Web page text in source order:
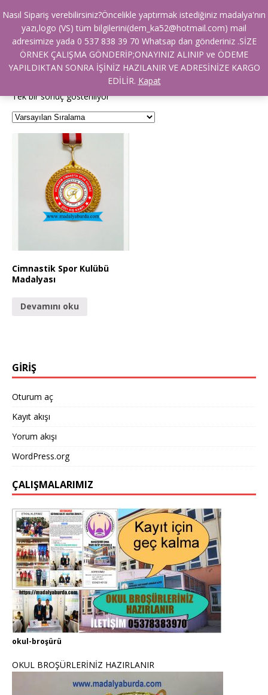
Nasıl Sipariş verebilirsiniz?Öncelikle yaptırmak istediğiniz madalya'nın
yazı,logo (VS) tüm bilgilerini(dem_ka52@hotmail.com) mail
adresimize yada 0 537 838 39 70 Whatsap dan gönderiniz .SİZE
ÖRNEK ÇALIŞMA GÖNDERİP;ONAYINIZ ALINIP ve ÖDEME
YAPILDIKTAN SONRA İŞİNİZ HAZILANIR VE ADRESİNİZE KARGO
EDİLİR. Kapat
Ana Sayfa/ Ürünler “cimnastik başarı madalyası” olarak etiketlendi
cimnastik başarı madalyası
Tek bir sonuç gösteriliyor
Cimnastik Spor Kulübü
Madalyası
Devamını oku
GİRİŞ
Oturum aç
Kayıt akışı
Yorum akışı
WordPress.org
ÇALIŞMALARIMIZ
okul-broşürü
OKUL BROŞÜRLERİNİZ HAZIRLANIR